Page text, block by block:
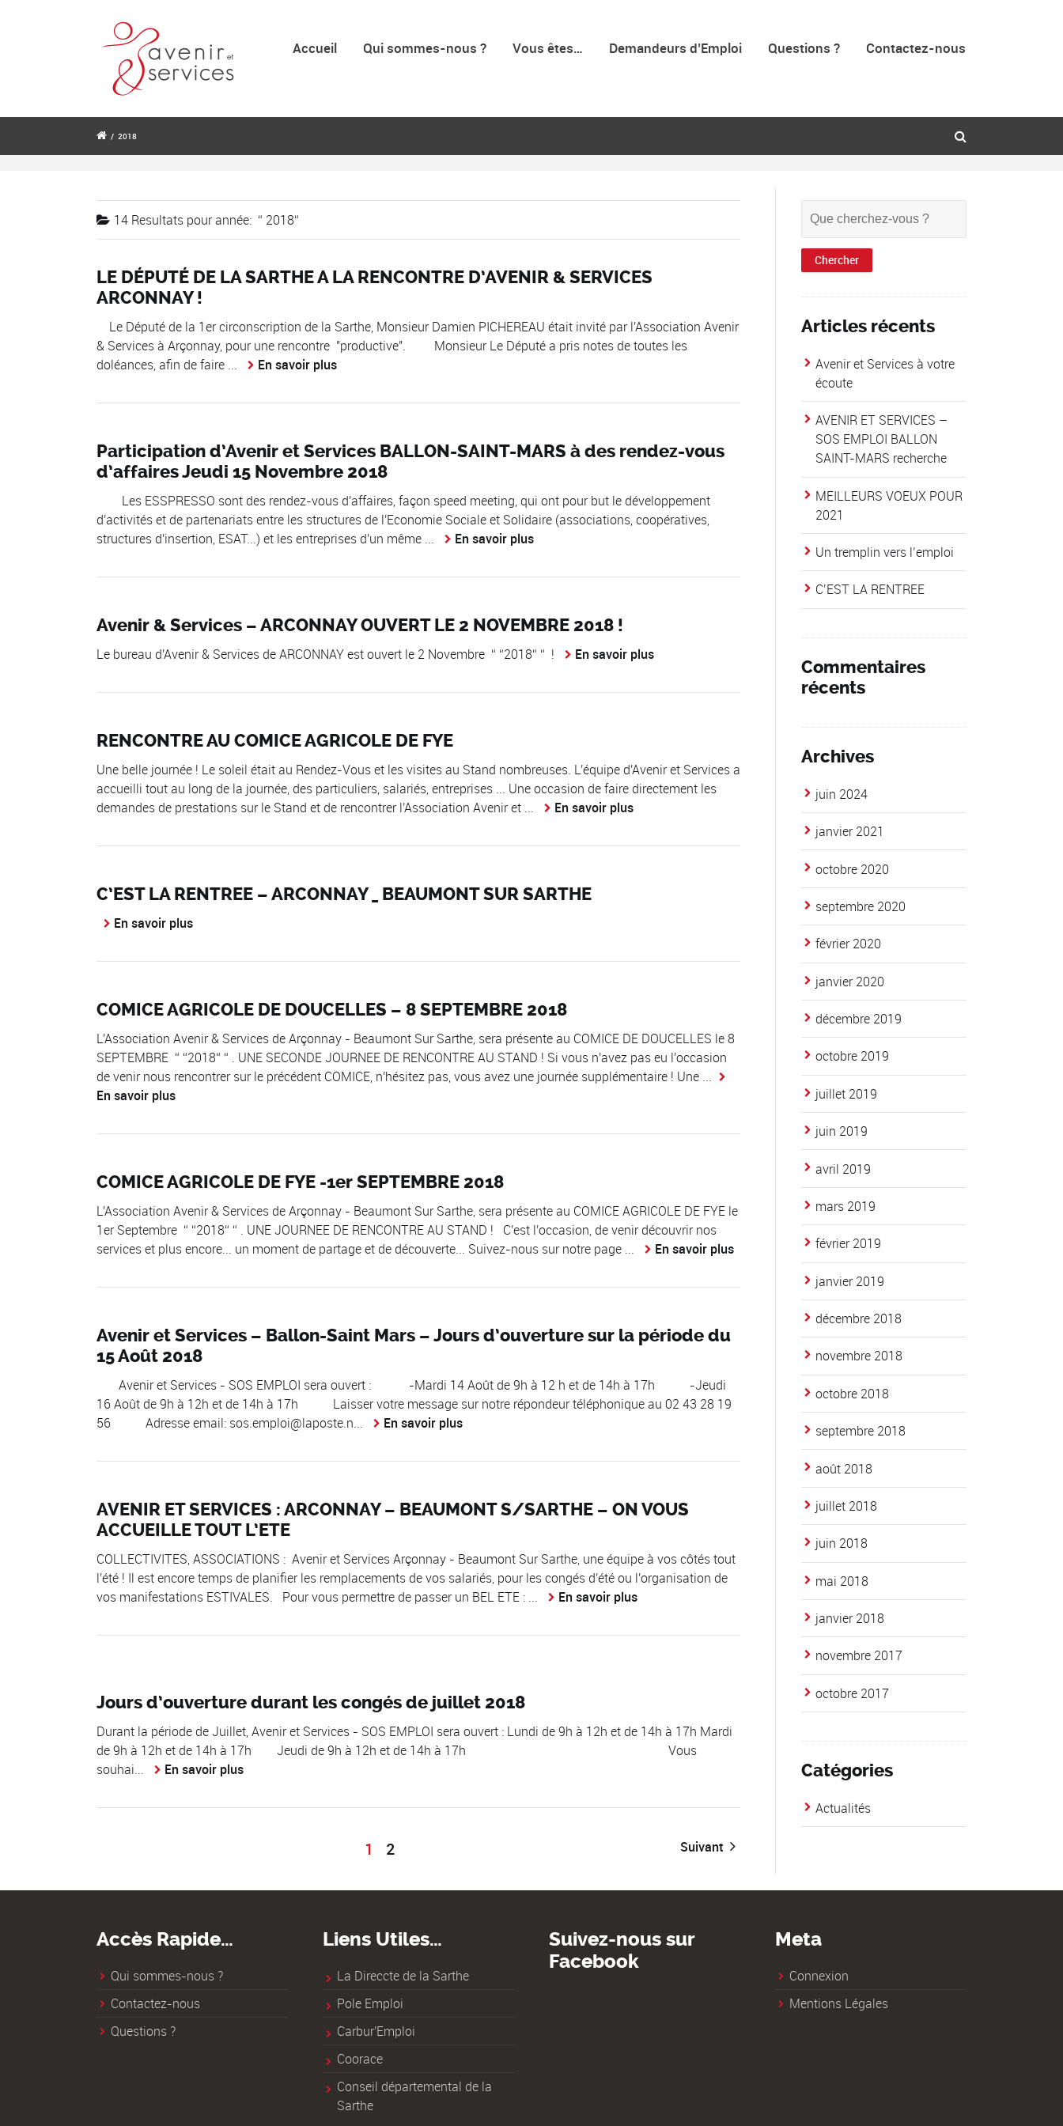
Accueil Qui sommes-nous ? Vous êtes… Demandeurs d’Emploi Questions ? Contactez-nous
/ 2018
14 Resultats pourannée: 2018
LE DÉPUTÉ DE LA SARTHE A LA RENCONTRE D’AVENIR & SERVICES
ARCONNAY !
Le Député de la 1er circonscription de la Sarthe, Monsieur Damien PICHEREAU était invité par l'Association Avenir
& Services à Arçonnay, pour une rencontre "productive". Monsieur Le Député a pris notes de toutes les
doléances, afin de faire ...
En savoir plus
Participation d’Avenir et Services BALLON-SAINT-MARS à des rendez-vous
d’affaires Jeudi 15 Novembre 2018
Les ESSPRESSO sont des rendez-vous d'affaires, façon speed meeting, qui ont pour but le développement
d'activités et de partenariats entre les structures de l'Economie Sociale et Solidaire (associations, coopératives,
structures d'insertion, ESAT...) et les entreprises d'un même ...
En savoir plus
Avenir & Services – ARCONNAY OUVERT LE 2 NOVEMBRE 2018 !
Le bureau d'Avenir & Services de ARCONNAY est ouvert le 2 Novembre 2018 ! En savoir plus
RENCONTRE AU COMICE AGRICOLE DE FYE
Une belle journée ! Le soleil était au Rendez-Vous et les visites au Stand nombreuses. L'équipe d'Avenir et Services a
accueilli tout au long de la journée, des particuliers, salariés, entreprises ... Une occasion de faire directement les
demandes de prestations sur le Stand et de rencontrer l'Association Avenir et ...
En savoir plus
C’EST LA RENTREE – ARCONNAY _ BEAUMONT SUR SARTHE
En savoir plus
COMICE AGRICOLE DE DOUCELLES – 8 SEPTEMBRE 2018
L'Association Avenir & Services de Arçonnay - Beaumont Sur Sarthe, sera présente au COMICE DE DOUCELLES le 8
SEPTEMBRE
2018
. UNE SECONDE JOURNEE DE RENCONTRE AU STAND ! Si vous n'avez pas eu l'occasion
de venir nous rencontrer sur le précédent COMICE, n'hésitez pas, vous avez une journée supplémentaire ! Une ...
En savoir plus
COMICE AGRICOLE DE FYE -1er SEPTEMBRE 2018
L'Association Avenir & Services de Arçonnay - Beaumont Sur Sarthe, sera présente au COMICE AGRICOLE DE FYE le
1er Septembre
2018
. UNE JOURNEE DE RENCONTRE AU STAND ! C'est l'occasion, de venir découvrir nos
services et plus encore... un moment de partage et de découverte... Suivez-nous sur notre page ...
En savoir plus
Avenir et Services – Ballon-Saint Mars – Jours d’ouverture sur la période du
15 Août 2018
Avenir et Services - SOS EMPLOI sera ouvert : -Mardi 14 Août de 9h à 12 h et de 14h à 17h -Jeudi
16 Août de 9h à 12h et de 14h à 17h Laisser votre message sur notre répondeur téléphonique au 02 43 28 19
56 Adresse email: sos.emploi@laposte.n...
En savoir plus
AVENIR ET SERVICES : ARCONNAY – BEAUMONT S/SARTHE – ON VOUS
ACCUEILLE TOUT L’ETE
COLLECTIVITES, ASSOCIATIONS : Avenir et Services Arçonnay - Beaumont Sur Sarthe, une équipe à vos côtés tout
l'été ! Il est encore temps de planifier les remplacements de vos salariés, pour les congés d'été ou l'organisation de
vos manifestations ESTIVALES. Pour vous permettre de passer un BEL ETE : ...
En savoir plus
Jours d’ouverture durant les congés de juillet 2018
Durant la période de Juillet, Avenir et Services - SOS EMPLOI sera ouvert : Lundi de 9h à 12h et de 14h à 17h Mardi
de 9h à 12h et de 14h à 17h Jeudi de 9h à 12h et de 14h à 17h Vous
souhai...
En savoir plus
1 2 Suivant
Articles récents
Avenir et Services à votre
écoute
AVENIR ET SERVICES –
SOS EMPLOI BALLON
SAINT-MARS recherche
MEILLEURS VOEUX POUR
2021
Un tremplin vers l’emploi
C’EST LA RENTREE
Commentaires
récents
Archives
juin 2024
janvier 2021
octobre 2020
septembre 2020
février 2020
janvier 2020
décembre 2019
octobre 2019
juillet 2019
juin 2019
avril 2019
mars 2019
février 2019
janvier 2019
décembre 2018
novembre 2018
octobre 2018
septembre 2018
août 2018
juillet 2018
juin 2018
mai 2018
janvier 2018
novembre 2017
octobre 2017
Catégories
Actualités
Accès Rapide…
Qui sommes-nous ?
Contactez-nous
Questions ?
Liens Utiles…
La Direccte de la Sarthe
Pole Emploi
Carbur'Emploi
Coorace
Conseil départemental de la
Sarthe
Suivez-nous sur
Facebook
Meta
Connexion
Mentions Légales